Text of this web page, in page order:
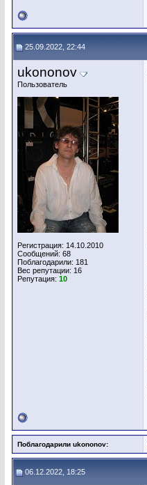
25.09.2022, 22:44
ukononov
Пользователь
Регистрация: 14.10.2010
Сообщений: 68
Поблагодарили: 181
Вес репутации: 16
Репутация: 10
Поблагодарили ukononov:
06.12.2022, 18:25